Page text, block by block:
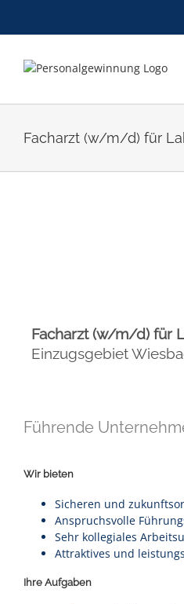
springen
Facharzt (w/m/d) für
Facharzt (w/m/d) für
Einzugsgebiet
Führende
Wir bieten
Sicheren und
Anspruchsvolle
Sehr kollegiales
Attraktives und
Ihre Aufgaben